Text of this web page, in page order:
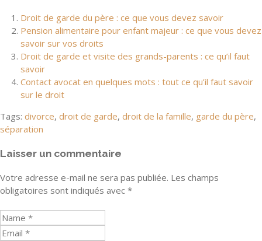
Droit de garde du père : ce que vous devez savoir
Pension alimentaire pour enfant majeur : ce que vous devez
savoir sur vos droits
Droit de garde et visite des grands-parents : ce qu’il faut
savoir
Contact avocat en quelques mots : tout ce qu’il faut savoir
sur le droit
Tags: divorce, droit de garde, droit de la famille, garde du père,
séparation
Laisser un commentaire
Votre adresse e-mail ne sera pas publiée. Les champs
obligatoires sont indiqués avec *